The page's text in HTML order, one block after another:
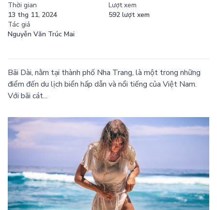
Thời gian
13 thg 11, 2024
Lượt xem
592 lượt xem
Tác giả
Nguyễn Văn Trúc Mai
Bãi Dài, nằm tại thành phố Nha Trang, là một trong những
điểm đến du lịch biển hấp dẫn và nổi tiếng của Việt Nam.
Với bãi cát...